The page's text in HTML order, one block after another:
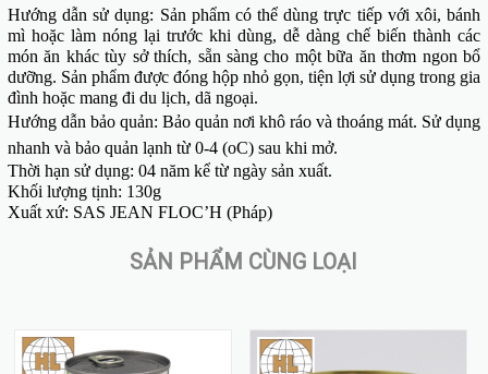
Hướng dẫn sử dụng: Sản phẩm có thể dùng trực tiếp với xôi, bánh
mìhoặc làm nóng lại trước khi dùng, dễ dàng chế biến thành các
món ăn khác tùy sở thích, sẵn sàng cho một bữa ăn thơm ngon bổ
dưỡng. Sản phẩm được đóng hộp nhỏ gọn, tiện lợi sử dụng trong gia
đình hoặc mang đi du lịch, dã ngoại.
Hướng dẫn bảo quản: Bảo quản nơi khô ráo và thoáng mát. Sử dụng
nhanh và bảo quản lạnh từ 0-4 (oC) sau khi mở.
Thời hạn sử dụng: 04 năm kể từ ngày sản xuất.
Khối lượng tịnh: 130g
Xuất xứ: SAS JEAN FLOC’H (Pháp)
SẢN PHẨM CÙNG LOẠI